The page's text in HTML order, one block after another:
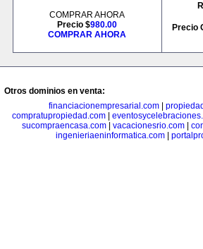
COMPRAR AHORA
Precio $980.00
COMPRAR AHORA
Precio
Otros dominios en venta:
financiacionempresarial.com
compratupropiedad.com
sucompraencasa.com| vacacionesrio.com|
ingenieriaeninformatica.com|